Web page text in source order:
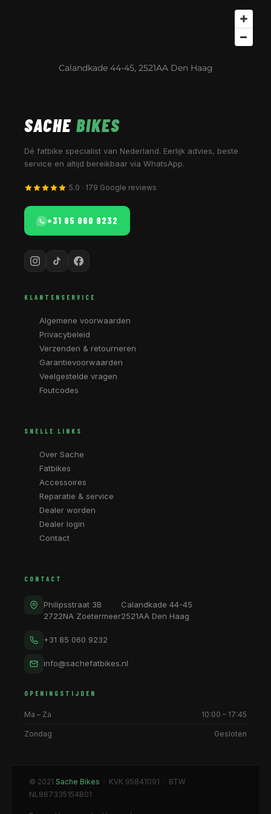
Calandkade 44-45, 2521AA Den Haag
SACHE BIKES
Dé fatbike specialist van Nederland. Eerlijk advies, beste
service en altijd bereikbaar via WhatsApp.
5.0 · 179 Google reviews
+31 85 060 9232
KLANTENSERVICE
Algemene voorwaarden
Privacybeleid
Verzenden & retourneren
Garantievoorwaarden
Veelgestelde vragen
Foutcodes
SNELLE LINKS
Over Sache
Fatbikes
Accessoires
Reparatie & service
Dealer worden
Dealer login
Contact
CONTACT
Philipsstraat 3B
2722NA Zoetermeer
Calandkade 44-45
2521AA Den Haag
+31 85 060 9232
info@sachefatbikes.nl
OPENINGSTIJDEN
Ma – Za 10:00 – 17:45
Zondag Gesloten
© 2021 Sache Bikes · KVK 95841091 · BTW
NL867335154B01